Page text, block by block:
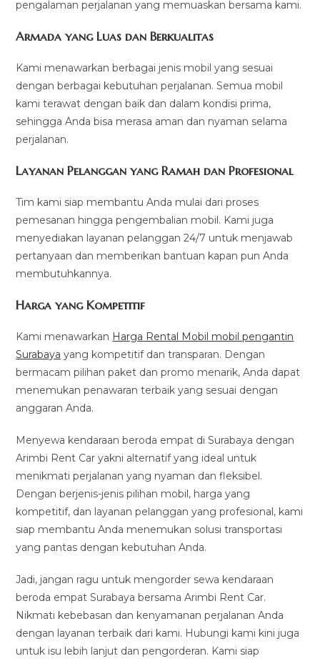
pengalaman perjalanan yang memuaskan bersama kami.
Armada yang Luas dan Berkualitas
Kami menawarkan berbagai jenis mobil yang sesuai
dengan berbagai kebutuhan perjalanan. Semua mobil
kami terawat dengan baik dan dalam kondisi prima,
sehingga Anda bisa merasa aman dan nyaman selama
perjalanan.
Layanan Pelanggan yang Ramah dan Profesional
Tim kami siap membantu Anda mulai dari proses
pemesanan hingga pengembalian mobil. Kami juga
menyediakan layanan pelanggan 24/7 untuk menjawab
pertanyaan dan memberikan bantuan kapan pun Anda
membutuhkannya.
Harga yang Kompetitif
Kami menawarkan Harga Rental Mobil mobil pengantin
Surabaya yang kompetitif dan transparan. Dengan
bermacam pilihan paket dan promo menarik, Anda dapat
menemukan penawaran terbaik yang sesuai dengan
anggaran Anda.
Menyewa kendaraan beroda empat di Surabaya dengan
Arimbi Rent Car yakni alternatif yang ideal untuk
menikmati perjalanan yang nyaman dan fleksibel.
Dengan berjenis-jenis pilihan mobil, harga yang
kompetitif, dan layanan pelanggan yang profesional, kami
siap membantu Anda menemukan solusi transportasi
yang pantas dengan kebutuhan Anda.
Jadi, jangan ragu untuk mengorder sewa kendaraan
beroda empat Surabaya bersama Arimbi Rent Car.
Nikmati kebebasan dan kenyamanan perjalanan Anda
dengan layanan terbaik dari kami. Hubungi kami kini juga
untuk isu lebih lanjut dan pengorderan. Kami siap